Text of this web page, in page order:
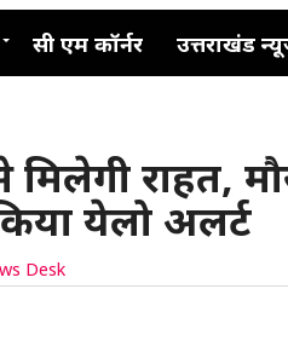
सी एम कॉर्नर उत्तराखंड
मिलेगी राहत,
येलो अलर्ट
Desk